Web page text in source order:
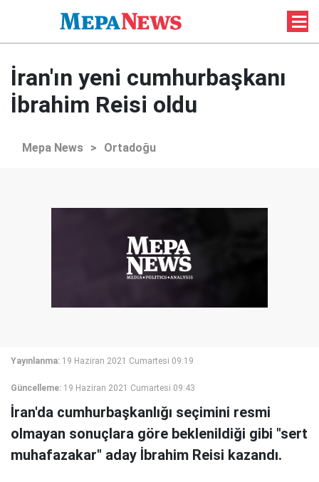
İran'ın yeni cumhurbaşkanı
İbrahim Reisi oldu
Mepa News > Ortadoğu
Yayınlanma: 19 Haziran 2021 Cumartesi 09:19
Güncelleme: 19 Haziran 2021 Cumartesi 09:43
İran'da cumhurbaşkanlığı seçimini resmi
olmayan sonuçlara göre beklenildiği gibi "sert
muhafazakar" aday İbrahim Reisi kazandı.